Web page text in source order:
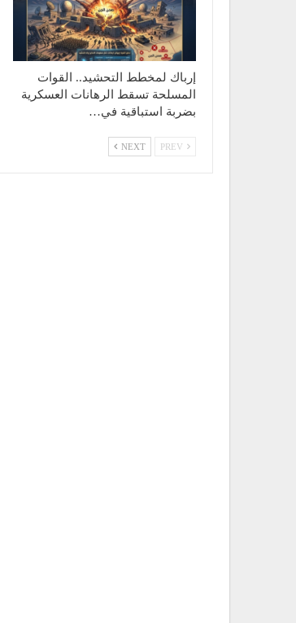
إرباك لمخطط التحشيد.. القوات
المسلحة تسقط الرهانات العسكرية
بضربة استباقية في…
NEXT